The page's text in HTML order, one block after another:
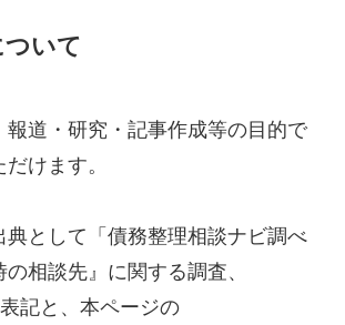
いて
道・研究・記事作成等の目的で
けます。
典として「債務整理相談ナビ調べ
の相談先』に関する調査、
記と、本ページの